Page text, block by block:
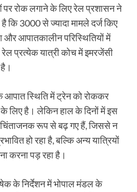
पर रोक लगाने के लिए रेल प्रशासन ने
3000 से ज्यादा मामले दर्ज किए
और आपातकालीन परिस्थितियों में
रेल प्रत्येक यात्री कोच में इमरजेंसी
आपात स्थिति में ट्रेन को रोककर
के लिए है। लेकिन हाल के दिनों में इस
रूप से बढ़ गए हैं, जिससे न
हो रहा है, बल्कि अन्य यात्रियों
करना पड़ रहा है।
के निर्देशन में भोपाल मंडल के